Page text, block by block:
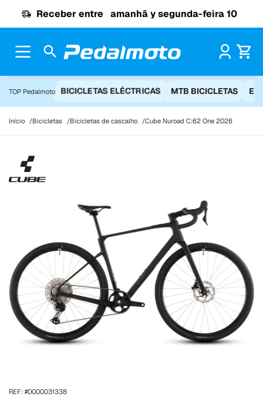
Receber entre amanhã y segunda-feira 10
TOP Pedalmoto BICICLETAS ELÉCTRICAS MTB BICICLETAS
Início Bicicletas Bicicletas de cascalho Cube Nuroad C:62 One 2026
REF: #0000031338